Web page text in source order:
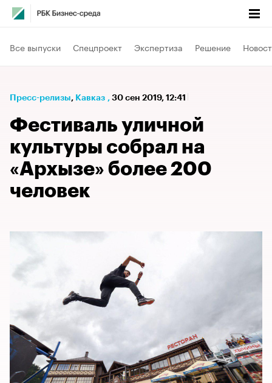
Все выпуски Спецпроект Экспертиза Решение
Пресс-релизы⁠, Кавказ , 30 сен 2019, 12:41
Фестиваль уличной
культуры собрал на
«Архызе» более 200
человек